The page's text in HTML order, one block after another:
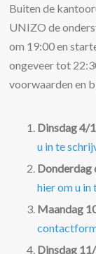
Buiten de
UNIZO de
om 19:00 en
ongeveer tot
voorwaarden en
Dinsdag 4/
u in te
Donderdag
hier om u in
Maandag
Dinsdag